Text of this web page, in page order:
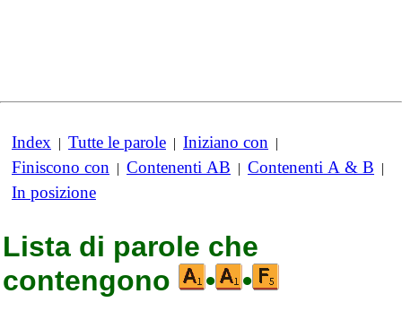
Index | Tutte le parole | Iniziano con |
Finiscono con | Contenenti AB | Contenenti A & B |
In posizione
Lista di parole che
contengono
• •